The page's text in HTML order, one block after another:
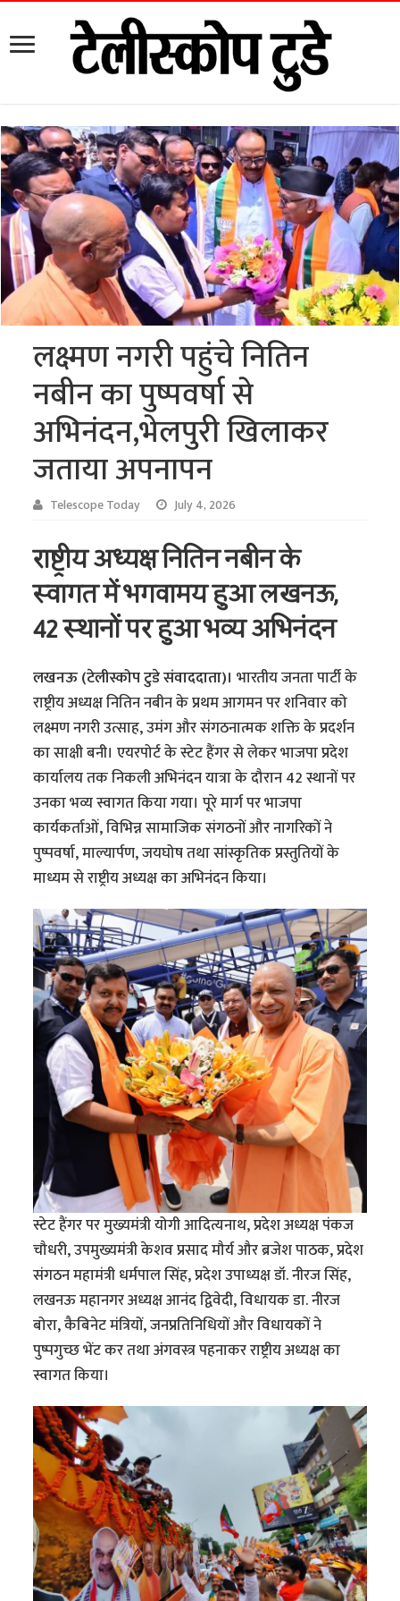
लक्ष्मण नगरी पहुंचे नितिन
नबीन का पुष्पवर्षा से
अभिनंदन,भेलपुरी खिलाकर
जताया अपनापन
Telescope Today July 4, 2026
राष्ट्रीय अध्यक्ष नितिन नबीन के
स्वागत में भगवामय हुआ लखनऊ,
42 स्थानों पर हुआ भव्य अभिनंदन
लखनऊ (टेलीस्कोप टुडे संवाददाता)। भारतीय जनता पार्टी के
राष्ट्रीय अध्यक्ष नितिन नबीन के प्रथम आगमन पर शनिवार को
लक्ष्मण नगरी उत्साह, उमंग और संगठनात्मक शक्ति के प्रदर्शन
का साक्षी बनी। एयरपोर्ट के स्टेट हैंगर से लेकर भाजपा प्रदेश
कार्यालय तक निकली अभिनंदन यात्रा के दौरान 42 स्थानों पर
उनका भव्य स्वागत किया गया। पूरे मार्ग पर भाजपा
कार्यकर्ताओं, विभिन्न सामाजिक संगठनों और नागरिकों ने
पुष्पवर्षा, माल्यार्पण, जयघोष तथा सांस्कृतिक प्रस्तुतियों के
माध्यम से राष्ट्रीय अध्यक्ष का अभिनंदन किया।
स्टेट हैंगर पर मुख्यमंत्री योगी आदित्यनाथ, प्रदेश अध्यक्ष पंकज
चौधरी, उपमुख्यमंत्री केशव प्रसाद मौर्य और ब्रजेश पाठक, प्रदेश
संगठन महामंत्री धर्मपाल सिंह, प्रदेश उपाध्यक्ष डॉ. नीरज सिंह,
लखनऊ महानगर अध्यक्ष आनंद द्विवेदी, विधायक डा. नीरज
बोरा, कैबिनेट मंत्रियों, जनप्रतिनिधियों और विधायकों ने
पुष्पगुच्छ भेंट कर तथा अंगवस्त्र पहनाकर राष्ट्रीय अध्यक्ष का
स्वागत किया।